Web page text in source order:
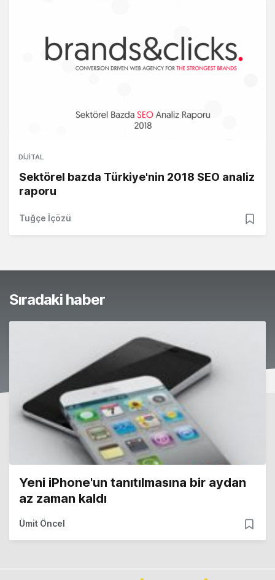
DIJITAL
Sektörel bazda Türkiye'nin 2018 SEO analiz
raporu
Tuğçe İçözü
Sıradaki haber
Yeni iPhone'un tanıtılmasına bir aydan
az zaman kaldı
Ümit Öncel